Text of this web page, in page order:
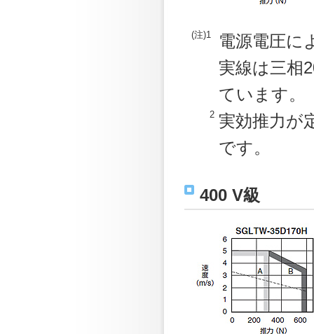
(注)1
電源電圧に
実線は三相
ています。
2 実効推力が
です。
400 V級